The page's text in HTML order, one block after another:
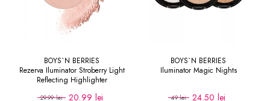
BOYS`N BERRIES
Rezerva Iluminator Stroberry Light
Reflecting Highlighter
29.99 lei 20.99 lei
BOYS`N BERRIES
Iluminator Magic Nights
49 lei 24.50 lei